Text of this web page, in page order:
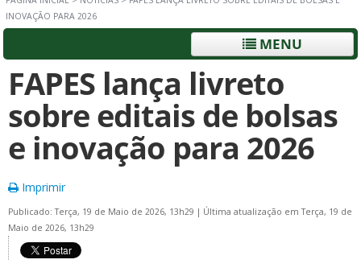
INOVAÇÃO PARA 2026
MENU
FAPES lança livreto
sobre editais de bolsas
e inovação para 2026
Imprimir
Publicado: Terça, 19 de Maio de 2026, 13h29 | Última atualização em Terça, 19 de
Maio de 2026, 13h29